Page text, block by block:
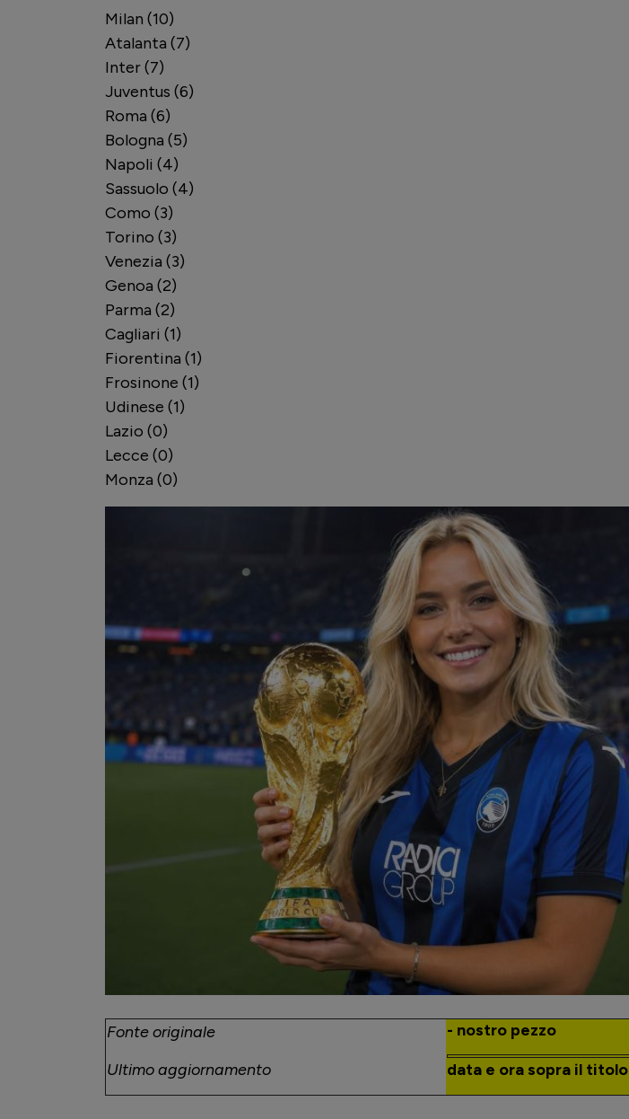
Milan (10)
Atalanta (7)
Inter (7)
Juventus (6)
Roma (6)
Bologna (5)
Napoli (4)
Sassuolo (4)
Como (3)
Torino (3)
Venezia (3)
Genoa (2)
Parma (2)
Cagliari (1)
Fiorentina (1)
Frosinone (1)
Udinese (1)
Lazio (0)
Lecce (0)
Monza (0)
Fonte originale
- nostro pezzo
Ultimo aggiornamento
data e ora sopra il titolo